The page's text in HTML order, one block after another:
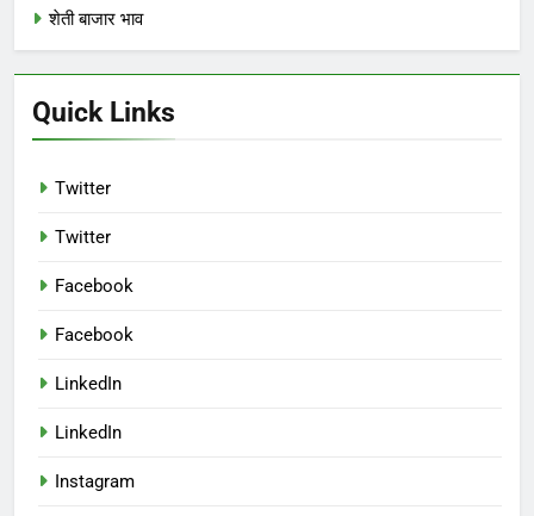
शेती बाजार भाव
Quick Links
Twitter
Twitter
Facebook
Facebook
LinkedIn
LinkedIn
Instagram